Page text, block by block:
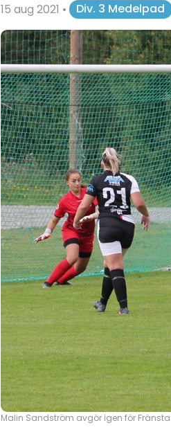
15 aug 2021 • Div. 3 Medelpad
Malin Sandström avgör igen för